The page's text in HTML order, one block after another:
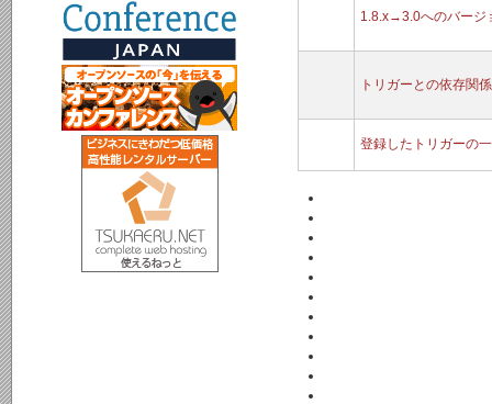
1.8.x→3.0へのバージ
トリガーとの依存関
登録したトリガーの